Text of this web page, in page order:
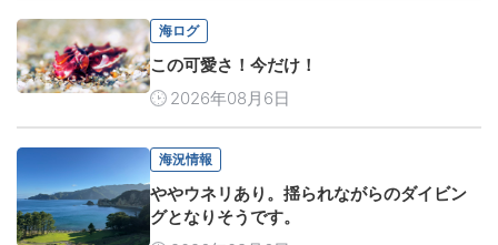
海ログ
この可愛さ！今だけ！
2026年08月6日
海況情報
ややウネリあり。揺られながらのダイビン
グとなりそうです。